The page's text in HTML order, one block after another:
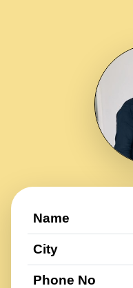
Name
City
Phone No